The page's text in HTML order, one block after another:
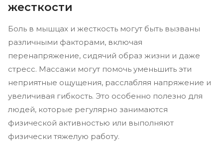
жесткости
Боль в мышцах и жесткость могут быть вызваны
различными факторами, включая
перенапряжение, сидячий образ жизни и даже
стресс. Массажи могут помочь уменьшить эти
неприятные ощущения, расслабляя напряжение и
увеличивая гибкость. Это особенно полезно для
людей, которые регулярно занимаются
физической активностью или выполняют
физически тяжелую работу.